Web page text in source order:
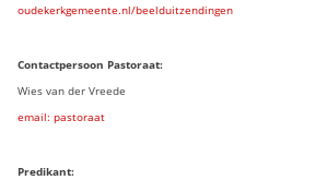
oudekerkgemeente.nl/beelduitzendingen
Contactpersoon Pastoraat:
Wies van der Vreede
email: pastoraat
Predikant: